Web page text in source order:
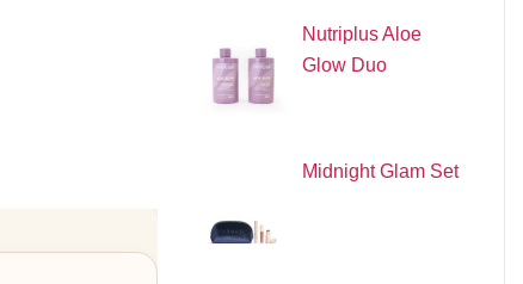
Nutriplus Aloe
Glow Duo
Midnight Glam Set